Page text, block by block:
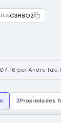
C3H8O2
16 por Andre Taki,
2Propiedades